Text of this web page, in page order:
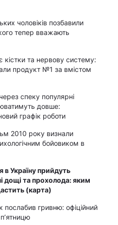
чоловіків позбавили
тепер вважають
кістки та нервову систему:
продукт №1 за вмістом
через спеку популярні
довше:
графік роботи
2010 року визнали
бойовиком в
в Україну прийдуть
дощі та прохолода: яким
(карта)
послабив гривню: офіційний